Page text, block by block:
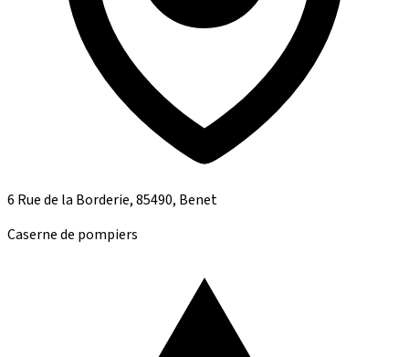
6 Rue de la Borderie, 85490, Benet
Caserne de pompiers